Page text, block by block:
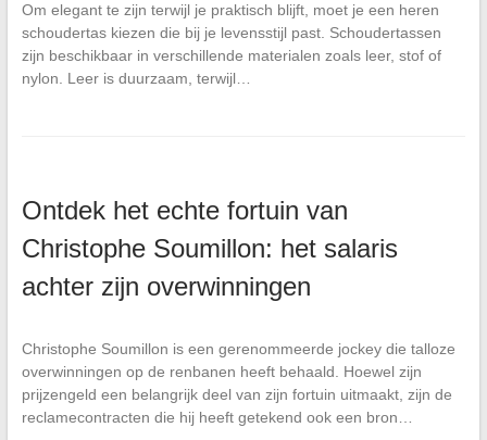
Om elegant te zijn terwijl je praktisch blijft, moet je een heren
schoudertas kiezen die bij je levensstijl past. Schoudertassen
zijn beschikbaar in verschillende materialen zoals leer, stof of
nylon. Leer is duurzaam, terwijl…
Ontdek het echte fortuin van
Christophe Soumillon: het salaris
achter zijn overwinningen
Christophe Soumillon is een gerenommeerde jockey die talloze
overwinningen op de renbanen heeft behaald. Hoewel zijn
prijzengeld een belangrijk deel van zijn fortuin uitmaakt, zijn de
reclamecontracten die hij heeft getekend ook een bron…